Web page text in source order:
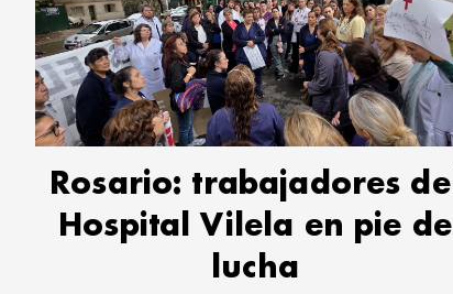
Rosario: trabajadores del
Hospital Vilela en pie de
lucha